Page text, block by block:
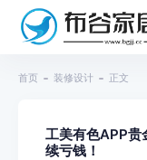
首页 装修设计 正文
工美有色APP贵
续亏钱！